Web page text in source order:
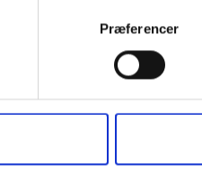
Præferencer